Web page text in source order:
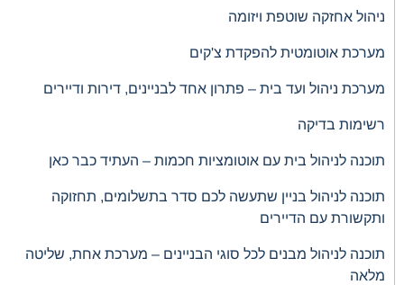
ניהול אחזקה שוטפת ויזומה
מערכת אוטומטית להפקדת צ'קים
מערכת ניהול ועד בית – פתרון אחד לבניינים, דירות ודיירים
רשימות בדיקה
תוכנה לניהול בית עם אוטומציות חכמות – העתיד כבר כאן
תוכנה לניהול בניין שתעשה לכם סדר בתשלומים, תחזוקה
ותקשורת עם הדיירים
תוכנה לניהול מבנים לכל סוגי הבניינים – מערכת אחת, שליטה
מלאה